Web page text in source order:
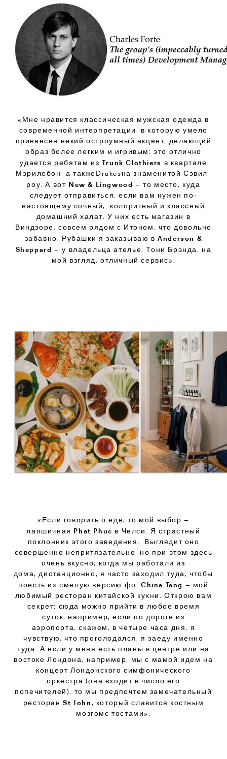
«Мне нравится классическая мужская одежда в
современной интерпретации, в которую умело
привнесен некий остроумный акцент, делающий
образ более легким и игривым: это отлично
удается ребятам из Trunk Clothiers в квартале
Мэрилебон, а такжеDrakesна знаменитой Сэвил-
роу. А вот New & Lingwood – то место, куда
следует отправиться, если вам нужен по-
настоящему сочный, колоритный и классный
домашний халат. У них есть магазин в
Виндзоре, совсем рядом с Итоном, что довольно
забавно. Рубашки я заказываю вAnderson &
Sheppard – у владельца ателье, Тони Брэнда, на
мой взгляд, отличный сервис».
«Если говорить о еде, то мой выбор –
лапшичная Phat Phuc в Челси. Я страстный
поклонник этого заведения. Выглядит оно
совершенно непритязательно, но при этом здесь
очень вкусно; когда мы работали из
дома, дистанционно, я часто заходил туда, чтобы
поесть их смелую версию фо.China Tang – мой
любимый ресторан китайской кухни. Открою вам
секрет: сюда можно прийти в любое время
суток; например, если по дороге из
аэропорта, скажем, в четыре часа дня, я
чувствую, что проголодался, я заеду именно
туда. А если у меня есть планы в центре или на
востоке Лондона, например, мы с мамой идем на
концерт Лондонского симфонического
оркестра (она входит в число его
попечителей), то мы предпочтем замечательный
ресторанSt John, который славится костным
мозгомс тостами».